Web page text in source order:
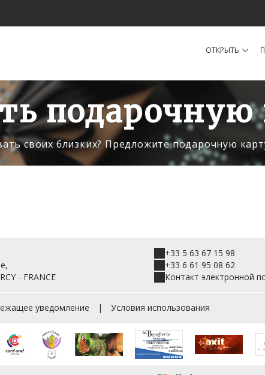
OТКРЫТЬ
подарочную
своих близких? Предложите подарочную
- FRANCE
+33 5 63 67 15 98
+33 6 61 95 08 62
Контакт электронной
уведомление | Условия использования